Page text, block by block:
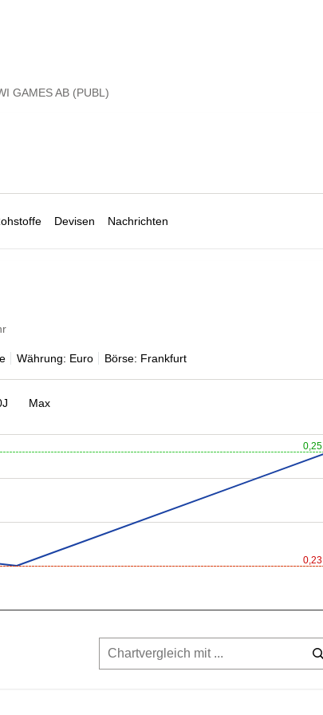
GAMES AB (PUBL)
Devisen Nachrichten
Währung: Euro Börse: Frankfurt
Max
0,25
0,23